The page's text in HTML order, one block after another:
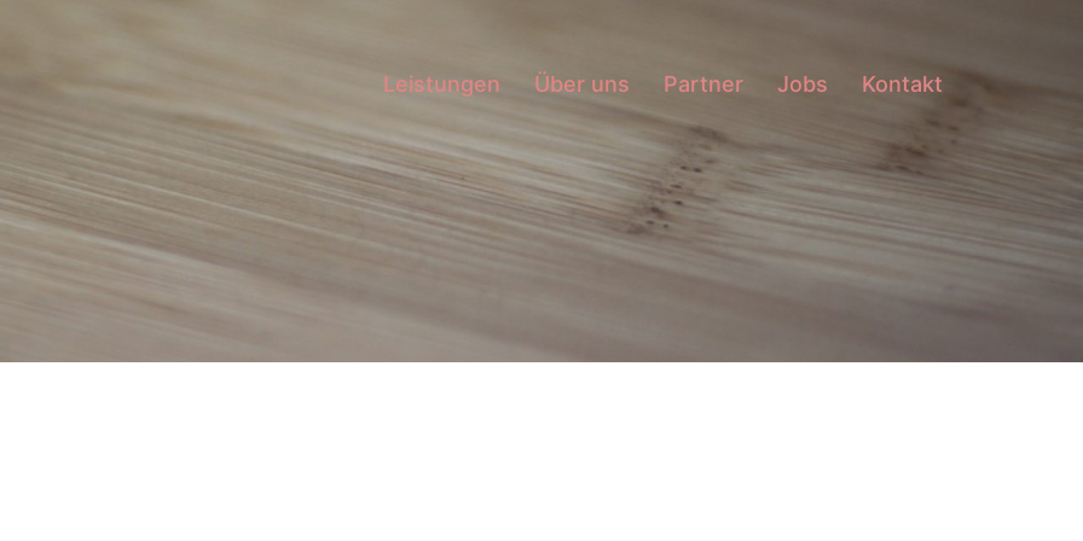
Leistungen Über uns Partner Jobs Kontakt